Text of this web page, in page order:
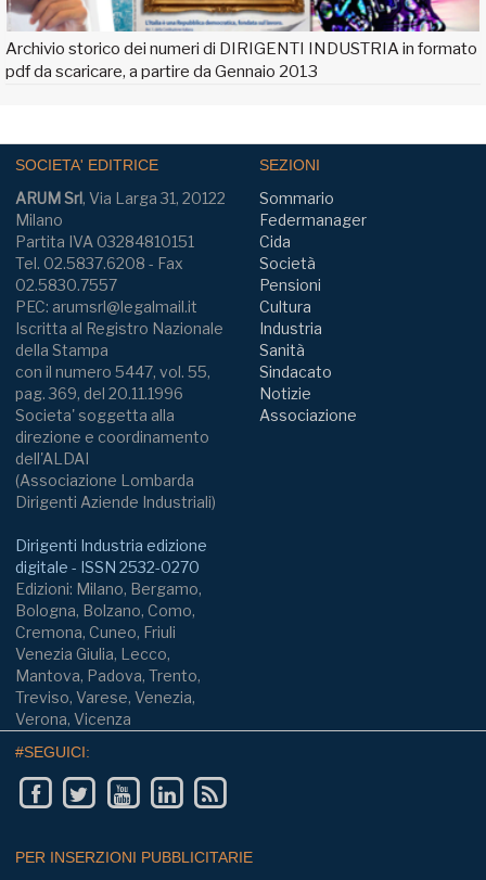
Archivio storico dei numeri di DIRIGENTI INDUSTRIA in formato
pdf da scaricare, a partire da Gennaio 2013
SOCIETA' EDITRICE
ARUM Srl, Via Larga 31, 20122
Milano
Partita IVA 03284810151
Tel. 02.5837.6208 - Fax
02.5830.7557
PEC: arumsrl@legalmail.it
Iscritta al Registro Nazionale
della Stampa
con il numero 5447, vol. 55,
pag. 369, del 20.11.1996
Societa' soggetta alla
direzione e coordinamento
dell'ALDAI
(Associazione Lombarda
Dirigenti Aziende Industriali)
Dirigenti Industria edizione
digitale - ISSN 2532-0270
Edizioni: Milano, Bergamo,
Bologna, Bolzano, Como,
Cremona, Cuneo, Friuli
Venezia Giulia, Lecco,
Mantova, Padova, Trento,
Treviso, Varese, Venezia,
Verona, Vicenza
SEZIONI
Sommario
Federmanager
Cida
Società
Pensioni
Cultura
Industria
Sanità
Sindacato
Notizie
Associazione
#SEGUICI:
PER INSERZIONI PUBBLICITARIE